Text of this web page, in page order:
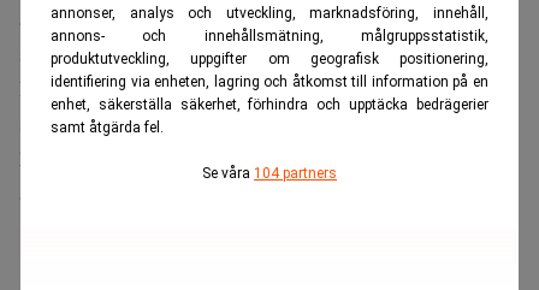
annonser, analys och utveckling, marknadsföring, innehåll,
annons- och innehållsmätning, målgruppsstatistik,
produktutveckling, uppgifter om geografisk positionering,
identifiering via enheten, lagring och åtkomst till information på en
enhet, säkerställa säkerhet, förhindra och upptäcka bedrägerier
samt åtgärda fel.
Se våra 104 partners
av en megafon utanför Guantanamo att de ska få samma
sjukvård som ”the evil-doers”. Sedan drar han vidare till
Havanna där han får ett varmt mottagande och hans
sällskap upptäcker att mediciner som i USA kostar över
hundra dollar här kostar bara några cent. Då börjar en av
amerikanerna att gråta.